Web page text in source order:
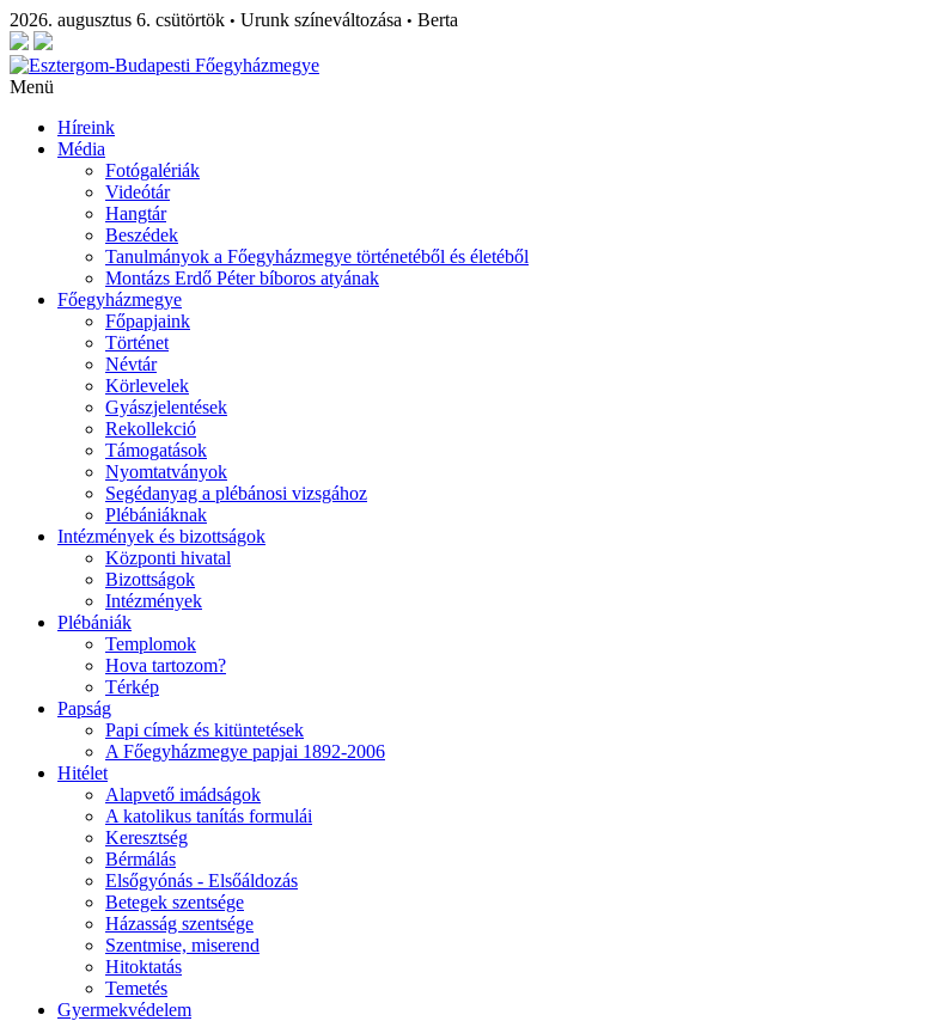
2026. augusztus 6. csütörtök • Urunk színeváltozása • Berta
Menü
Híreink
Média
Fotógalériák
Videótár
Hangtár
Beszédek
Tanulmányok a Főegyházmegye történetéből és életéből
Montázs Erdő Péter bíboros atyának
Főegyházmegye
Főpapjaink
Történet
Névtár
Körlevelek
Gyászjelentések
Rekollekció
Támogatások
Nyomtatványok
Segédanyag a plébánosi vizsgához
Plébániáknak
Intézmények és bizottságok
Központi hivatal
Bizottságok
Intézmények
Plébániák
Templomok
Hova tartozom?
Térkép
Papság
Papi címek és kitüntetések
A Főegyházmegye papjai 1892-2006
Hitélet
Alapvető imádságok
A katolikus tanítás formulái
Keresztség
Bérmálás
Elsőgyónás - Elsőáldozás
Betegek szentsége
Házasság szentsége
Szentmise, miserend
Hitoktatás
Temetés
Gyermekvédelem